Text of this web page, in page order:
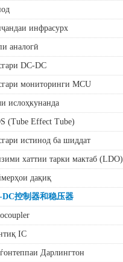
инфрасурх
аналогӣ
DC-DC
мониторинги MCU
ислоҳкунанда
(Tube Effect Tube)
истинод ба шиддат
хаттии тарки мактаб (LDO)
дақиқ
DC控制器和稳压器
IC
Дарлингтон